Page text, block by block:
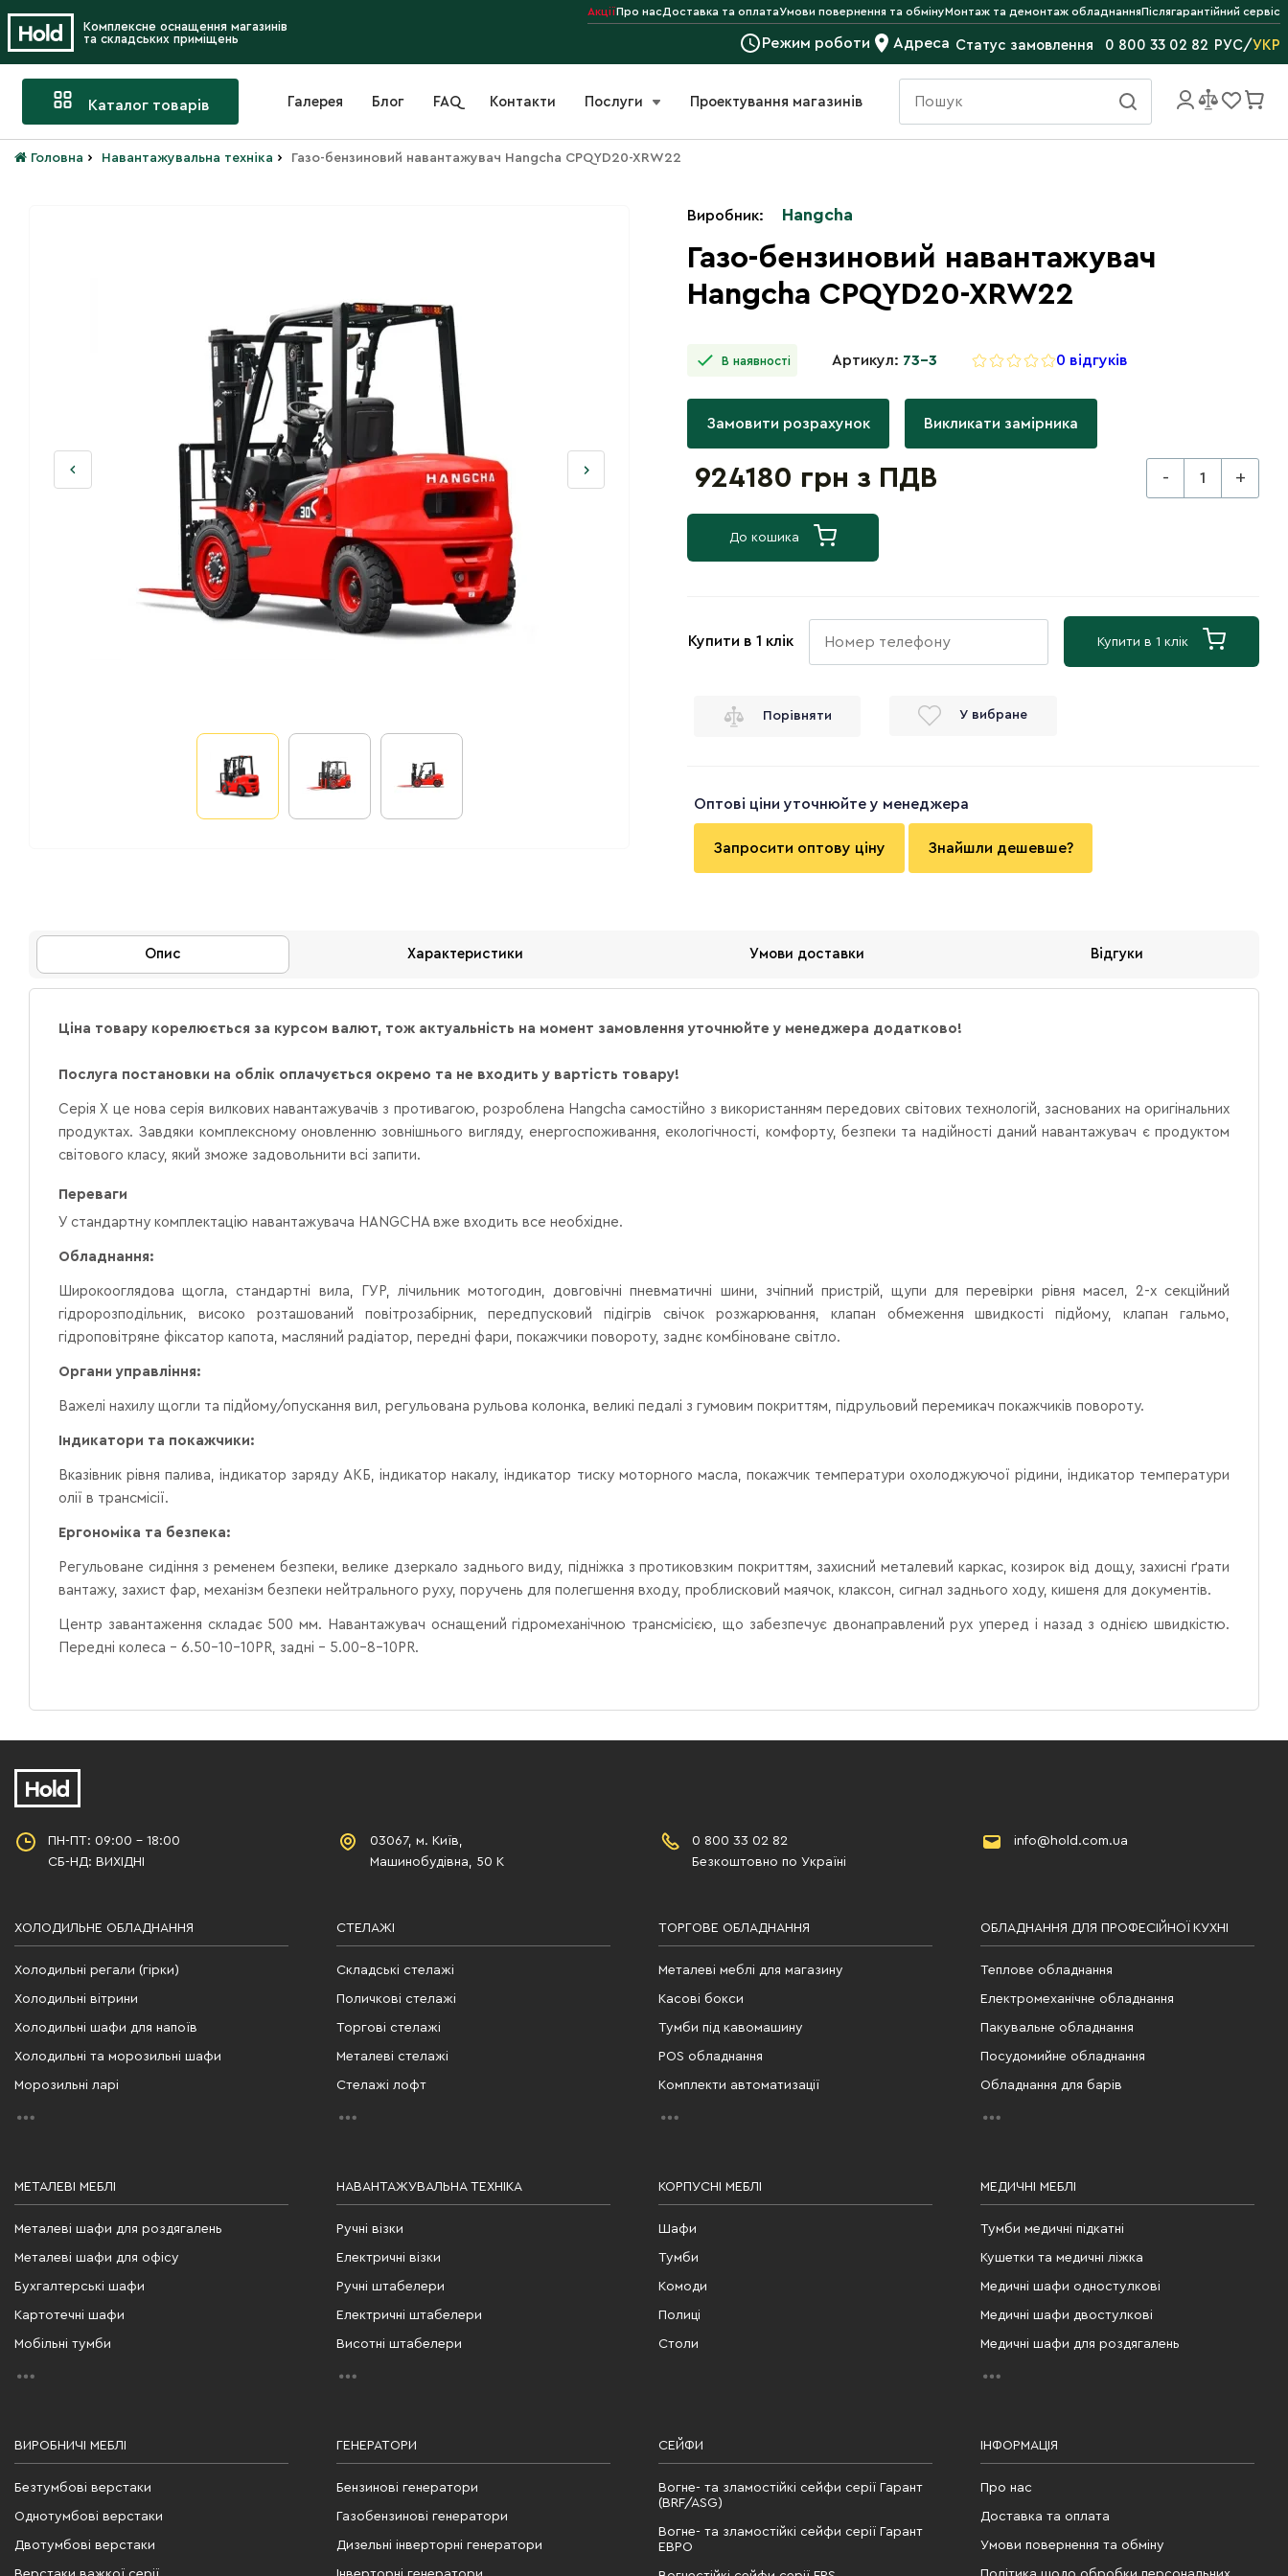
Комплексне оснащення магазинів
та складських приміщень
АкціїПро насДоставка та оплатаУмови повернення та обмінуМонтаж та демонтаж обладнанняПіслягарантійний сервіс
Режим роботи Адреса Статус замовлення 0 800 33 02 82 РУС/УКР
Каталог товарів Галерея Блог FAQ Контакти Послуги Проектування магазинів
Головна › Навантажувальна техніка › Газо-бензиновий навантажувач Hangcha CPQYD20-XRW22
Виробник: Hangcha
Газо-бензиновий навантажувач
Hangcha CPQYD20-XRW22
В наявності Артикул: 73-3 0 відгуків
Замовити розрахунок Викликати замірника
924180 грн з ПДВ - +
До кошика
Купити в 1 клік Купити в 1 клік
Порівняти У вибране
Оптові ціни уточнюйте у менеджера
Запросити оптову ціну Знайшли дешевше?
Опис Характеристики Умови доставки Відгуки
Ціна товару корелюється за курсом валют, тож актуальність на момент замовлення уточнюйте у менеджера додатково!
Послуга постановки на облік оплачується окремо та не входить у вартість товару!
Серія Х це нова серія вилкових навантажувачів з противагою, розроблена Hangcha самостійно з використанням передових світових технологій, заснованих на оригінальних
продуктах. Завдяки комплексному оновленню зовнішнього вигляду, енергоспоживання, екологічності, комфорту, безпеки та надійності даний навантажувач є продуктом
світового класу, який зможе задовольнити всі запити.
Переваги
У стандартну комплектацію навантажувача HANGCHA вже входить все необхідне.
Обладнання:
Широкооглядова щогла, стандартні вила, ГУР, лічильник мотогодин, довговічні пневматичні шини, зчіпний пристрій, щупи для перевірки рівня масел, 2-х секційний
гідророзподільник, високо розташований повітрозабірник, передпусковий підігрів свічок розжарювання, клапан обмеження швидкості підйому, клапан гальмо,
гідроповітряне фіксатор капота, масляний радіатор, передні фари, покажчики повороту, заднє комбіноване світло.
Органи управління:
Важелі нахилу щогли та підйому/опускання вил, регульована рульова колонка, великі педалі з гумовим покриттям, підрульовий перемикач покажчиків повороту.
Індикатори та покажчики:
Вказівник рівня палива, індикатор заряду АКБ, індикатор накалу, індикатор тиску моторного масла, покажчик температури охолоджуючої рідини, індикатор температури
олії в трансмісії.
Ергономіка та безпека:
Регульоване сидіння з ременем безпеки, велике дзеркало заднього виду, підніжка з протиковзким покриттям, захисний металевий каркас, козирок від дощу, захисні ґрати
вантажу, захист фар, механізм безпеки нейтрального руху, поручень для полегшення входу, проблисковий маячок, клаксон, сигнал заднього ходу, кишеня для документів.
Центр завантаження складає 500 мм. Навантажувач оснащений гідромеханічною трансмісією, що забезпечує двонаправлений рух уперед і назад з однією швидкістю.
Передні колеса – 6.50-10-10PR, задні – 5.00-8-10PR.
ПН-ПТ: 09:00 - 18:00
СБ-НД: ВИХІДНІ
03067, м. Київ,
Машинобудівна, 50 К
0 800 33 02 82
Безкоштовно по Україні
info@hold.com.ua
ХОЛОДИЛЬНЕ ОБЛАДНАННЯ
Холодильні регали (гірки)
Холодильні вітрини
Холодильні шафи для напоїв
Холодильні та морозильні шафи
Морозильні ларі
СТЕЛАЖІ
Складські стелажі
Поличкові стелажі
Торгові стелажі
Металеві стелажі
Стелажі лофт
ТОРГОВЕ ОБЛАДНАННЯ
Металеві меблі для магазину
Касові бокси
Тумби під кавомашину
POS обладнання
Комплекти автоматизації
ОБЛАДНАННЯ ДЛЯ ПРОФЕСІЙНОЇ КУХНІ
Теплове обладнання
Електромеханічне обладнання
Пакувальне обладнання
Посудомийне обладнання
Обладнання для барів
МЕТАЛЕВІ МЕБЛІ
Металеві шафи для роздягалень
Металеві шафи для офісу
Бухгалтерські шафи
Картотечні шафи
Мобільні тумби
НАВАНТАЖУВАЛЬНА ТЕХНІКА
Ручні візки
Електричні візки
Ручні штабелери
Електричні штабелери
Висотні штабелери
КОРПУСНІ МЕБЛІ
Шафи
Тумби
Комоди
Полиці
Столи
МЕДИЧНІ МЕБЛІ
Тумби медичні підкатні
Кушетки та медичні ліжка
Медичні шафи одностулкові
Медичні шафи двостулкові
Медичні шафи для роздягалень
ВИРОБНИЧІ МЕБЛІ
Безтумбові верстаки
Однотумбові верстаки
Двотумбові верстаки
ГЕНЕРАТОРИ
Бензинові генератори
Газобензинові генератори
Дизельні інверторні генератори
СЕЙФИ
Вогне- та зламостійкі сейфи серії Гарант
(BRF/ASG)
Вогне- та зламостійкі сейфи серії Гарант
ЕВРО
ІНФОРМАЦІЯ
Про нас
Доставка та оплата
Умови повернення та обміну